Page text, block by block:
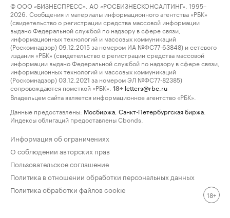
© ООО «БИЗНЕСПРЕСС», АО «РОСБИЗНЕСКОНСАЛТИНГ», 1995–
2026. Сообщения и материалы информационного агентства «РБК»
(свидетельство о регистрации средства массовой информации
выдано Федеральной службой по надзору в сфере связи,
информационных технологий и массовых коммуникаций
(Роскомнадзор) 09.12.2015 за номером ИА №ФС77-63848) и сетевого
издания «РБК» (свидетельство о регистрации средства массовой
информации выдано Федеральной службой по надзору в сфере связи,
информационных технологий и массовых коммуникаций
(Роскомнадзор) 03.12.2021 за номером ЭЛ №ФС77-82385)
сопровождаются пометкой «РБК».
18+ letters@rbc.ru
Владельцем сайта является информационное агентство «РБК».
Данные предоставлены: Мосбиржа Санкт-Петербургская биржа
Индексы облигаций предоставлены Cbonds.
Информация об ограничениях
О соблюдении авторских прав
Пользовательское соглашение
Политика в отношении обработки персональных данных
Политика обработки файлов cookie
18+